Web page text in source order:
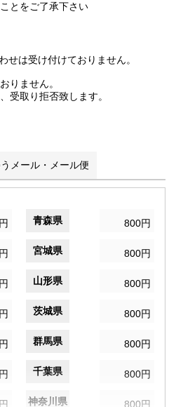
とをご了承下さい
せは受け付けておりません。
りません。
受取り拒否致します。
メール・メール便
青森県 800円
宮城県 800円
山形県 800円
茨城県 800円
群馬県 800円
千葉県 800円
神奈川県 800円